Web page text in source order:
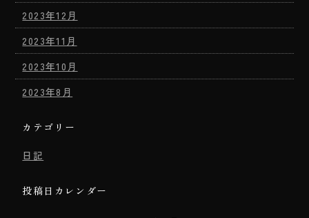
2023年12月
2023年11月
2023年10月
2023年8月
カテゴリー
日記
投稿日カレンダー